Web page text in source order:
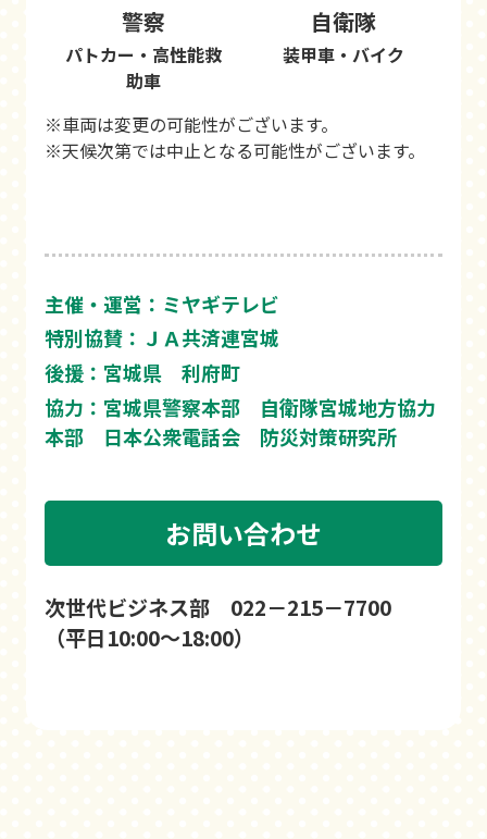
警察
パトカー・高性能救
助車
自衛隊
装甲車・バイク
※車両は変更の可能性がございます。
※天候次第では中止となる可能性がございます。
主催・運営：ミヤギテレビ
特別協賛：ＪＡ共済連宮城
後援：宮城県 利府町
協力：宮城県警察本部 自衛隊宮城地方協力
本部 日本公衆電話会 防災対策研究所
お問い合わせ
次世代ビジネス部 022－215－7700
（平日10:00～18:00）